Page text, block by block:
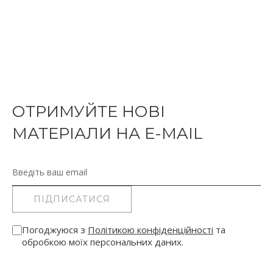
ОТРИМУЙТЕ НОВІ
МАТЕРІАЛИ НА E-MAIL
Електронна пошта
ПІДПИСАТИСЯ
Погоджуюся з Політикою конфіденційності та
обробкою моїх персональних даних.